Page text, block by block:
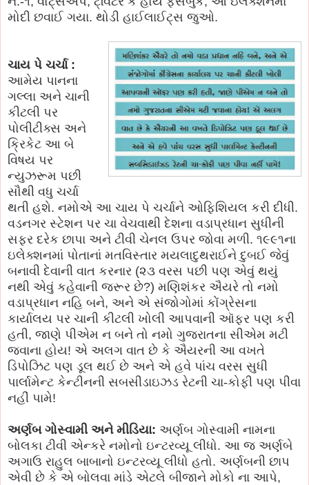
મોદી છવાઈ ગયા. થોડી હાઈલાઈટ્સ જુઓ.
ચાય પે ચર્ચા :
આમેય પાનના
ગલ્લા અને ચાની
કીટલી પર
પોલીટીક્સ અને
ક્રિકેટ આ બે
વિષય પર
ન્યુઝરૂમ પછી
સૌથી વધુ ચર્ચા
થતી હશે. નમોએ આ ચાય પે ચર્ચાને ઓફિશિયલ કરી દીધી.
વડનગર સ્ટેશન પર ચા વેચવાથી દેશના વડાપ્રધાન સુધીની
સફર દરેક છાપા અને ટીવી ચેનલ ઉપર જોવા મળી. ૧૯૯૧ના
ઇલેક્શનમાં પોતાનાં મતવિસ્તાર મયલાદુથરાઈને દુબઈ જેવું
બનાવી દેવાની વાત કરનાર (૨૩ વરસ પછી પણ એવું થયું
નથી એવું કહેવાની જરૂર છે?) મણિશંકર ઐયરે તો નમો
વડાપ્રધાન નહિ બને, અને એ સંજોગોમાં કોંગ્રેસના
કાર્યાલય પર ચાની કીટલી ખોલી આપવાની ઑફર પણ કરી
હતી, જાણે પીએમ ન બને તો નમો ગુજરાતના સીએમ મટી
જવાના હોય! એ અલગ વાત છે કે ઐયરની આ વખતે
ડિપોઝિટ પણ ડૂલ થઈ છે અને એ હવે પાંચ વરસ સુધી
પાર્લામેન્ટ કેન્ટીનની સબસીડાઇઝડ રેટની ચા-કોફી પણ પીવા
નહીં પામે!
અર્ણબ ગોસ્વામી અને મીડિયા: અર્ણબ ગોસ્વામી નામના
બોલકા ટીવી એન્કરે નમોનો ઇન્ટરવ્યૂ લીધો. આ જ અર્ણબે
અગાઉ રાહુલ બાબાનો ઇન્ટરવ્યૂ લીધો હતો. અર્ણબની છાપ
એવી છે કે એ બોલવા માંડે એટલે બીજાને મોકો ના આપે,